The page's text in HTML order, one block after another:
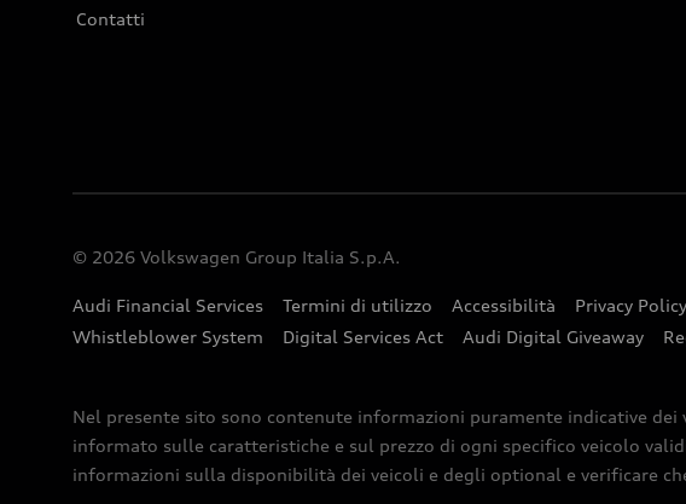
Contatti
© 2026 Volkswagen Group Italia S.p.A.
Audi Financial Services Termini di utilizzo Accessibilità Privacy Policy
Whistleblower System
Digital Services Act Audi Digital Giveaway
Nel presente sito sono contenute informazioni puramente indicative
informato sulle caratteristiche e sul prezzo di ogni specifico veicolo
informazioni sulla disponibilità dei veicoli e degli optional e verificare